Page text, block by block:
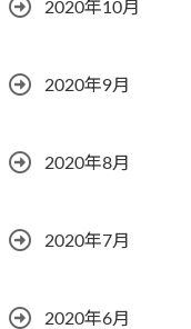
2020年10月
2020年9月
2020年8月
2020年7月
2020年6月